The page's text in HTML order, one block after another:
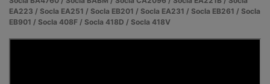
EA223 / Socla EA251 / Socla EB201 / Socla EA231 / Socla EB261 / Socla
EB901 / Socla 408F / Socla 418D / Socla 418V